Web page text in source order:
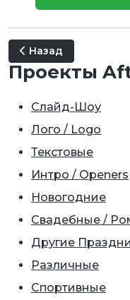
Предыдущий:
Назад
Проекты
Слайд-Шоу
Лого / Logo
Текстовые
Интро / Openers
Новогодние
Свадебные /
Другие
Различные
Спортивные